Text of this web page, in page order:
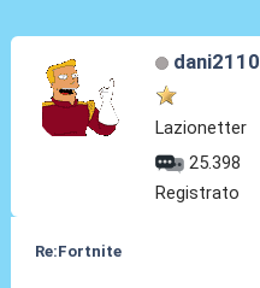
dani2110
Lazionetter
25.398
Registrato
Re:Fortnite